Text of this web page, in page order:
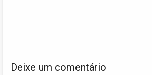
Deixe um comentário